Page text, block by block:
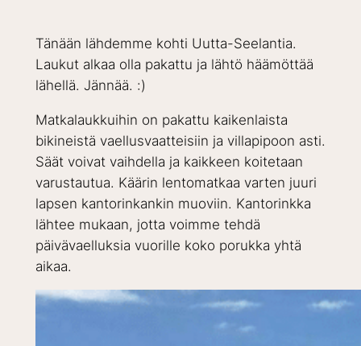
Tänään lähdemme kohti Uutta-Seelantia.
Laukut alkaa olla pakattu ja lähtö häämöttää
lähellä. Jännää. :)
Matkalaukkuihin on pakattu kaikenlaista
bikineistä vaellusvaatteisiin ja villapipoon asti.
Säät voivat vaihdella ja kaikkeen koitetaan
varustautua. Käärin lentomatkaa varten juuri
lapsen kantorinkankin muoviin. Kantorinkka
lähtee mukaan, jotta voimme tehdä
päivävaelluksia vuorille koko porukka yhtä
aikaa.